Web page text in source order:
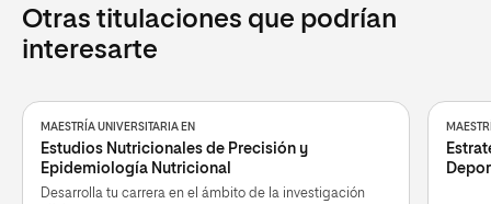
Otras titulaciones que podrían
interesarte
MAESTRÍA UNIVERSITARIA EN
Estudios Nutricionales de Precisión y
Epidemiología Nutricional
Desarrolla tu carrera en el ámbito de la investigación